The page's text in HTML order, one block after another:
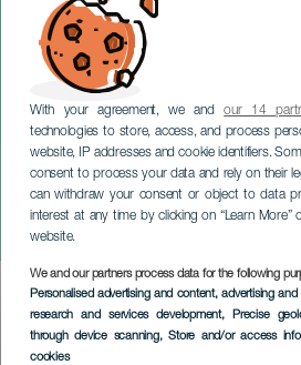
With your agreement, we andour 14
technologies to store, access, and process
website, IP addresses and cookie identifiers.
consent to process your data and rely on their
can withdraw your consent or object to data
interest at any time by clicking on “Learn More”
website.
We and our partners process data for the following
Personalised advertising and content, advertising
research and services development, Precise
through device scanning, Store and/or access
cookies
Hästens stora dag
GRAN CANARIA
Imagen
Listado